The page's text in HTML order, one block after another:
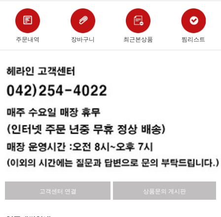
주문내역 장바구니 최근본상품 찜리스트
고객센터 연결 상품문의 게시판